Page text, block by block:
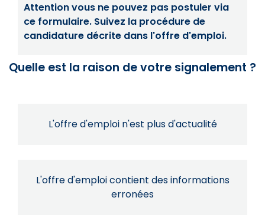
Attention vous ne pouvez pas postuler via
ce formulaire. Suivez la procédure de
candidature décrite dans l'offre d'emploi.
Quelle est la raison de votre signalement ?
L'offre d'emploi n'est plus d'actualité
L'offre d'emploi contient des informations
erronées